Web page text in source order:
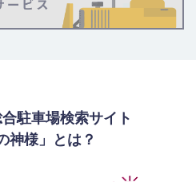
駐車場検索サイト
神様」とは？